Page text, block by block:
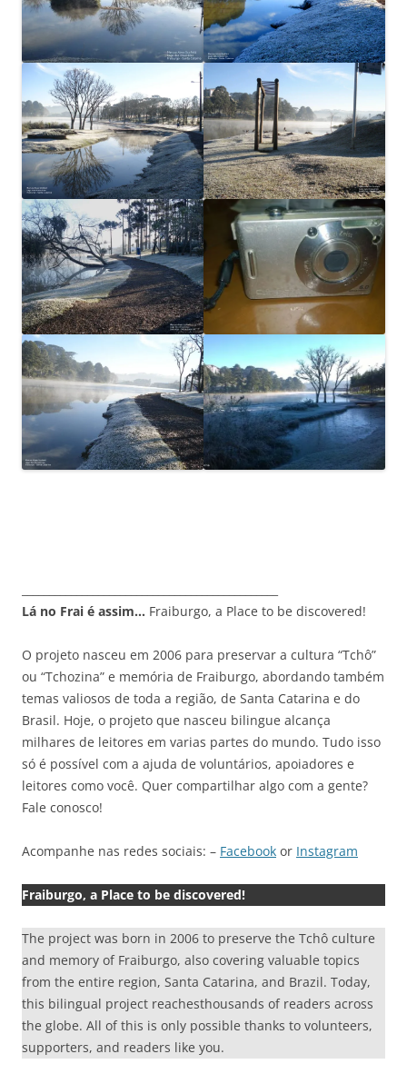
Lá no Frai é assim… Fraiburgo, a Place to be discovered!
O projeto nasceu em 2006 para preservar a cultura “Tchô”
ou “Tchozina” e memória de Fraiburgo, abordando também
temas valiosos de toda a região, de Santa Catarina e do
Brasil. Hoje, o projeto que nasceu bilingue alcança
milhares de leitores em varias partes do mundo. Tudo isso
só é possível com a ajuda de voluntários, apoiadores e
leitores como você. Quer compartilhar algo com a gente?
Fale conosco!
Acompanhe nas redes sociais: – Facebook or Instagram
Fraiburgo, a Place to be discovered!
The project was born in 2006 to preserve the Tchô culture
and memory of Fraiburgo, also covering valuable topics
from the entire region, Santa Catarina, and Brazil. Today,
this bilingual project reachesthousands of readers across
the globe. All of this is only possible thanks to volunteers,
supporters, and readers like you.